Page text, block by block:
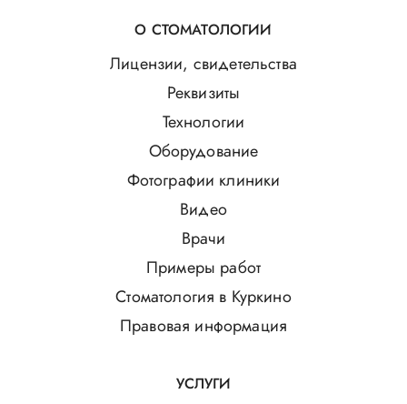
О СТОМАТОЛОГИИ
Лицензии, свидетельства
Реквизиты
Технологии
Оборудование
Фотографии клиники
Видео
Врачи
Примеры работ
Стоматология в Куркино
Правовая информация
УСЛУГИ